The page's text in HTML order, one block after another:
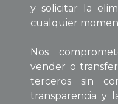
y solicitar la
cualquier
Nos
vender o
terceros sin
transparencia y